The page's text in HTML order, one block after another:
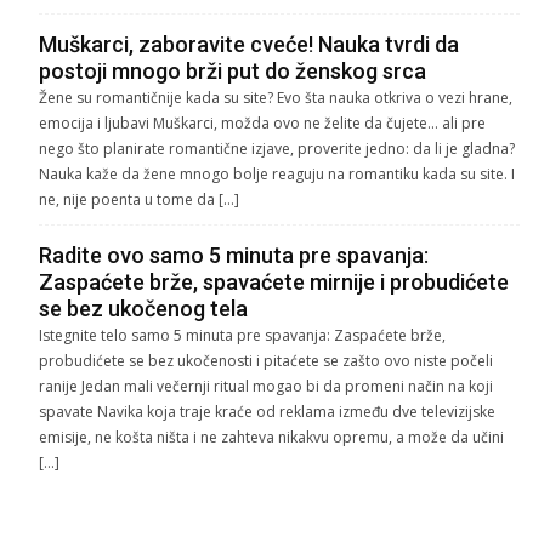
Muškarci, zaboravite cveće! Nauka tvrdi da
postoji mnogo brži put do ženskog srca
Žene su romantičnije kada su site? Evo šta nauka otkriva o vezi hrane,
emocija i ljubavi Muškarci, možda ovo ne želite da čujete… ali pre
nego što planirate romantične izjave, proverite jedno: da li je gladna?
Nauka kaže da žene mnogo bolje reaguju na romantiku kada su site. I
ne, nije poenta u tome da […]
Radite ovo samo 5 minuta pre spavanja:
Zaspaćete brže, spavaćete mirnije i probudićete
se bez ukočenog tela
Istegnite telo samo 5 minuta pre spavanja: Zaspaćete brže,
probudićete se bez ukočenosti i pitaćete se zašto ovo niste počeli
ranije Jedan mali večernji ritual mogao bi da promeni način na koji
spavate Navika koja traje kraće od reklama između dve televizijske
emisije, ne košta ništa i ne zahteva nikakvu opremu, a može da učini
[…]